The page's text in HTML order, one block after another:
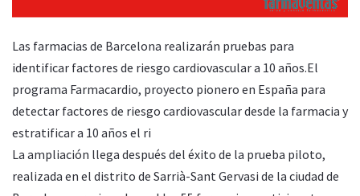
Las farmacias de Barcelona realizarán pruebas para
identificar factores de riesgo cardiovascular a 10 años.El
programa Farmacardio, proyecto pionero en España para
detectar factores de riesgo cardiovascular desde la farmacia y
estratificar a 10 años el ri
La ampliación llega después del éxito de la prueba piloto,
realizada en el distrito de Sarrià-Sant Gervasi de la ciudad de